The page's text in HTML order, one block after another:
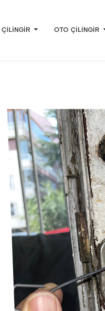
ÇILINGIR OTO ÇILINGIR